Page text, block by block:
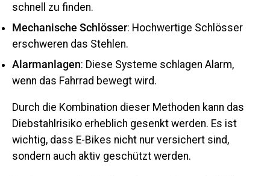
schnell zu finden.
Mechanische Schlösser: Hochwertige Schlösser
erschweren das Stehlen.
Alarmanlagen: Diese Systeme schlagen Alarm,
wenn das Fahrrad bewegt wird.
Durch die Kombination dieser Methoden kann das
Diebstahlrisiko erheblich gesenkt werden. Es ist
wichtig, dass E-Bikes nicht nur versichert sind,
sondern auch aktiv geschützt werden.